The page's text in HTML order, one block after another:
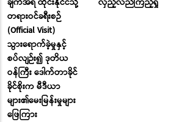
တရားဝင်ခရီးစဉ်
(Official Visit)
သွားရောက်ခဲ့မှုနှင့်
စပ်လျဉ်း၍ ဒုတိယ
ဝန်ကြီး ဒေါက်တာခိုင်
ခိုင်စိုးက မီဒီယာ
များ၏မေးမြန်းမှုများ
ဖြေကြား